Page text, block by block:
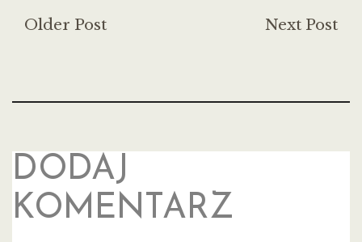
Older Post Next Post
DODAJ
KOMENTARZ